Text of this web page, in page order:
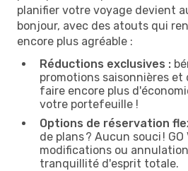
planifier votre voyage devient
bonjour, avec des atouts qui
encore plus agréable :
Réductions exclusives :
promotions saisonnières
faire encore plus
votre portefeuille !
Options de réservation
de plans ? Aucun souci !
modifications ou
tranquillité d'esprit totale.